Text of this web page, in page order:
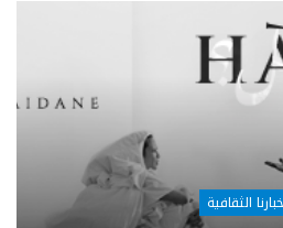
الثقافية